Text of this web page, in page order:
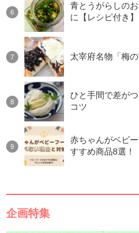
青とうがらしの
に【レシピ付き】
太宰府名物「梅
ひと手間で差が
コツ
赤ちゃんがベビ
すすめ商品8選！
企画特集